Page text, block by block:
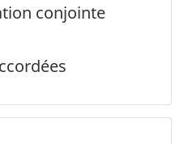
conjointe